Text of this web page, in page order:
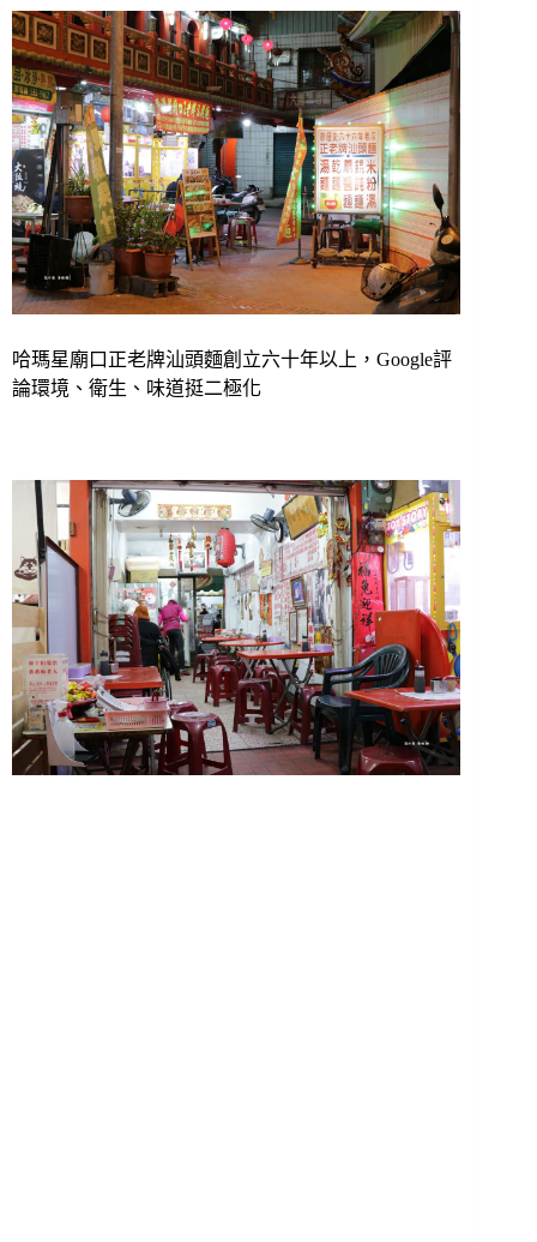
哈瑪星廟口正老牌汕頭麵創立六十年以上，Google評
論環境、衛生、味道挺二極化